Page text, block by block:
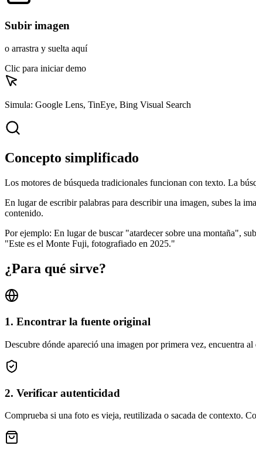
Subir imagen
o arrastra y suelta aquí
Clic para iniciar demo
Simula: Google Lens, TinEye, Bing Visual Search
Concepto simplificado
Los motores de búsqueda tradicionales funcionan con texto. La
En lugar de escribir palabras para describir una imagen, subes la
contenido.
Por ejemplo: En lugar de buscar "atardecer sobre una montaña",
"Este es el Monte Fuji, fotografiado en 2025."
¿Para qué sirve?
1. Encontrar la fuente original
Descubre dónde apareció una imagen por primera vez, encuentra
2. Verificar autenticidad
Comprueba si una foto es vieja, reutilizada o sacada de contexto.